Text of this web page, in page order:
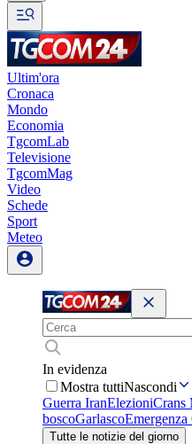
Ultim'ora
Cronaca
Mondo
Economia
TgcomLab
Televisione
TgcomMag
Video
Schede
Sport
Meteo
In evidenza
Mostra tuttiNascondi
Guerra IranElezioniCrans
boscoGarlascoEmergenza
Tutte le notizie del giorno